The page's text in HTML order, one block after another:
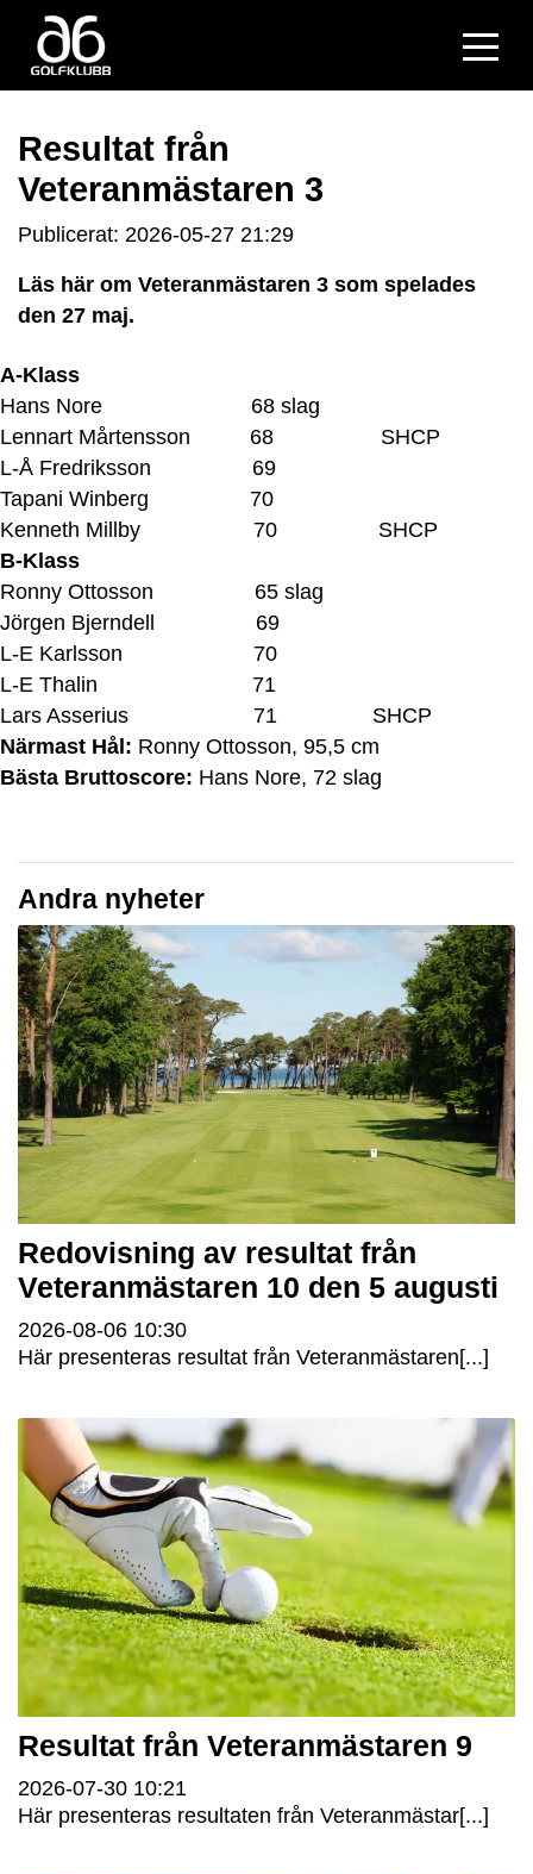
Resultat från
Veteranmästaren 3
Publicerat: 2026-05-27 21:29
Läs här om Veteranmästaren 3 som spelades
den 27 maj.
A-Klass
Hans Nore 68 slag
Lennart Mårtensson 68 SHCP
L-Å Fredriksson 69
Tapani Winberg 70
Kenneth Millby 70 SHCP
B-Klass
Ronny Ottosson 65 slag
Jörgen Bjerndell 69
L-E Karlsson 70
L-E Thalin 71
Lars Asserius 71 SHCP
Närmast Hål: Ronny Ottosson, 95,5 cm
Bästa Bruttoscore: Hans Nore, 72 slag
Andra nyheter
Redovisning av resultat från
Veteranmästaren 10 den 5 augusti
2026-08-06 10:30
Här presenteras resultat från Veteranmästaren[...]
Resultat från Veteranmästaren 9
2026-07-30 10:21
Här presenteras resultaten från Veteranmästar[...]